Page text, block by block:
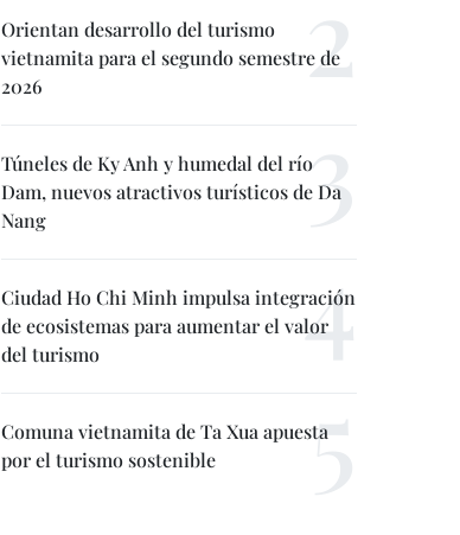
Orientan desarrollo del turismo
vietnamita para el segundo semestre de
2026
Túneles de Ky Anh y humedal del río
Dam, nuevos atractivos turísticos de Da
Nang
Ciudad Ho Chi Minh impulsa integración
de ecosistemas para aumentar el valor
del turismo
Comuna vietnamita de Ta Xua apuesta
por el turismo sostenible